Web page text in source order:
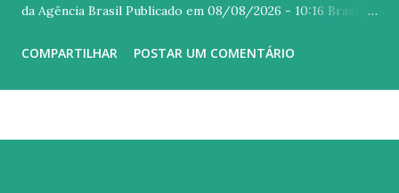
da Agência Brasil Publicado em 08/08/2026 - 10:16 Brasília
Santa Catarina Versão em áudio Os efeitos do ciclone
COMPARTILHAR POSTAR UM COMENTÁRIO